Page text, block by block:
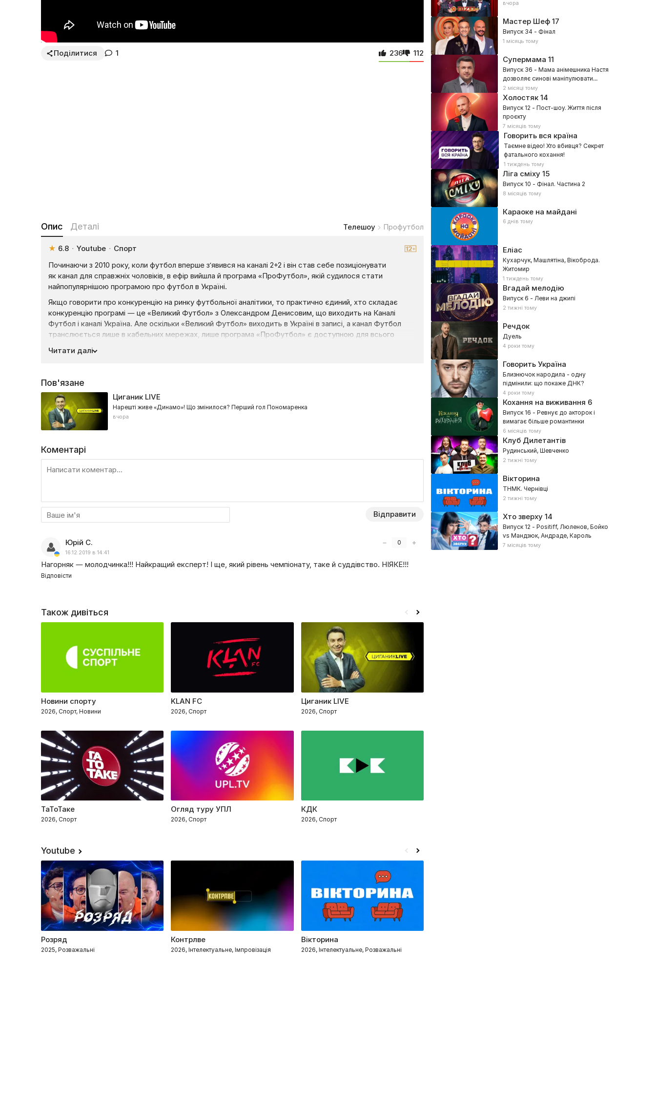
Поділитися 1 236 112
Опис Деталі Телешоу Профутбол
★ 6.8 · Youtube · Спорт
Починаючи з 2010 року, коли футбол вперше з’явився на каналі 2+2 і він став себе позиціонувати
як канал для справжніх чоловіків, в ефір вийшла й програма «ПроФутбол», якій судилося стати
найпопулярнішою програмою про футбол в Україні.
Якщо говорити про конкуренцію на ринку футбольної аналітики, то практично єдиний, хто складає
конкуренцію програмі — це «Великий Футбол» з Олександром Денисовим, що виходить на Каналі
Футбол і каналі Україна. Але оскільки «Великий Футбол» виходить в Україні в записі, а канал Футбол
транслюється лише в кабельних мережах, лише програма «ПроФутбол» є доступною для всього
багато відомих футбольних особистостей і після відходу Леоненка, Кварцяїного та Несмачного канал
набрав нових експертів і тепер у студії можна спостерігати таких персонажів як — Олег Венглинський,
Максим Калініченко, Олександр Іщенко, Сергій Нагорняк та Сергій Кандауров.
Фішка «ПроФутбол», крім роботи студії — це ексклюзив. Колектив програми — це, як правило, молоді
журналісти, сповнені запалу та натхнення творити не банальний телевізійний продукт. Крім того
Один із слоганів програми — ми не боїмося говорити правду. У студії учасники дискусії намагаються
називати все своїми іменами, не замовчувати і прямо називати всі прізвища і те, в чому їх підозрюють.
відзначити й інші проекти від цієї команди — низку документальних фільмів про футбол, а також огляд
студії Про Лігу Чемпіонів та Про Лігу Європи.
Починаючи з літа 2020 року, програма перейшла на телеканал УНІАН, а пізніше взагалі на Youtube.
Читати далі
Пов'язане
Циганик LIVE
Нарешті живе «Динамо»! Що змінилося? Перший гол Пономаренка
вчора
Коментарі
Відправити
− 0 +
Юрій С.
16.12.2019 в 14:41
Нагорняк — молодчинка!!! Найкращий експерт! І ще, який рівень чемпіонату, таке й суддівство. НІЯКЕ!!!
Відповісти
вчора
Мастер Шеф17
Випуск 34 - Фінал
1 місяць тому
Супермама 11
Випуск 36 - Мама анімешника Настя
дозволяє синові маніпулювати
собою?
2 місяці тому
Холостяк14
Випуск 12 - Пост-шоу. Життя після
проєкту
7 місяців тому
Говорить вся країна
Таємне відео! Хто вбивця? Секрет
фатального кохання!
1 тиждень тому
Ліга сміху15
Випуск 10 - Фінал. Частина 2
8 місяців тому
Караоке на майдані
6 днів тому
Еліас
Кухарчук, Машлятіна, Вікоброда.
Житомир
1 тиждень тому
Вгадай мелодію
Випуск 6 - Леви на джипі
2 тижні тому
Речдок
Дуель
4 роки тому
Говорить Україна
Близнючок народила - одну
підмінили: що покаже ДНК?
4 роки тому
Кохання на виживання 6
Випуск 16 - Ревнує до акторок і
вимагає більше романтинки
6 місяців тому
Клуб Дилетантів
Рудинський, Шевченко
2 тижні тому
Вікторина
ТНМК. Чернівці
2 тижні тому
Хто зверху14
Випуск 12 - Positiff, Люленов, Бойко
vs Мандзюк, Андраде, Кароль
7 місяців тому
Також дивіться
Новини спорту
2026, Спорт, Новини
KLAN FC
2026, Спорт
Циганик LIVE
2026, Спорт
ТаТоТаке
2026, Спорт
Огляд туру УПЛ
2026, Спорт
КДК
2026, Спорт
Youtube
Розряд
2025, Розважальні
Контрлве
2026, Інтелектуальне, Імпровізація
Вікторина
2026, Інтелектуальне, Розважальні